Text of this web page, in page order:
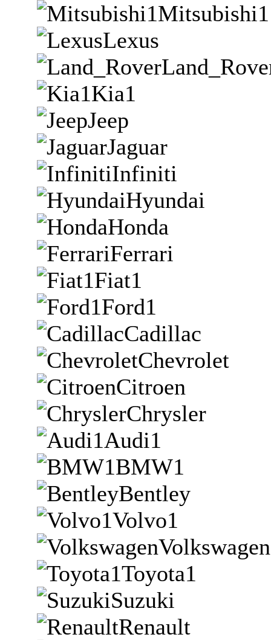
Mitsubishi1
Lexus
Kia1
Jeep
Jaguar
Infiniti
Hyundai
Honda
Ferrari
Fiat1
Ford1
Cadillac
Chevrolet
Citroen
Chrysler
Audi1
BMW1
Bentley
Volvo1
Volkswagen
Toyota1
Suzuki
Renault